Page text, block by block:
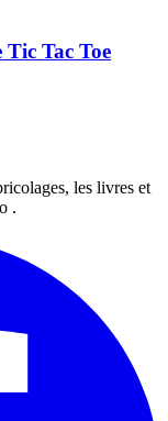
Tic Tac Toe
les livres et
.